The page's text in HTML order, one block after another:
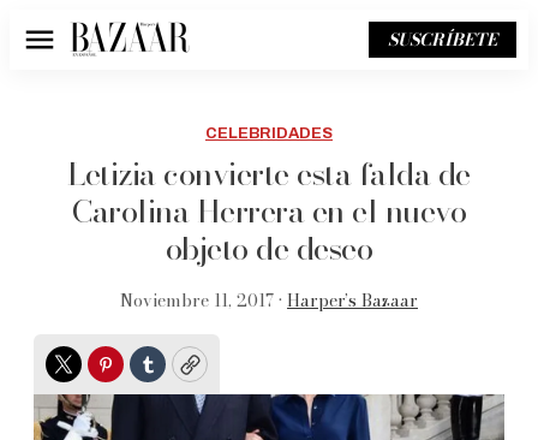
Menú SUSCRÍBETE
CELEBRIDADES
Letizia convierte esta falda de
Carolina Herrera en el nuevo
objeto de deseo
Noviembre 11, 2017 • Harper’s Bazaar
TwitterPinterest
TumblrCopy